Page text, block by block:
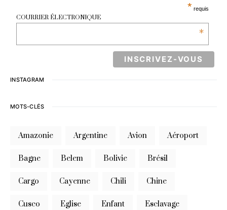
* requis
COURRIER ÉLECTRONIQUE
*
INSTAGRAM
MOTS-CLÉS
Amazonie Argentine Avion Aéroport
Bagne Belem Bolivie Brésil
Cargo Cayenne Chili Chine
Cusco Eglise Enfant Esclavage